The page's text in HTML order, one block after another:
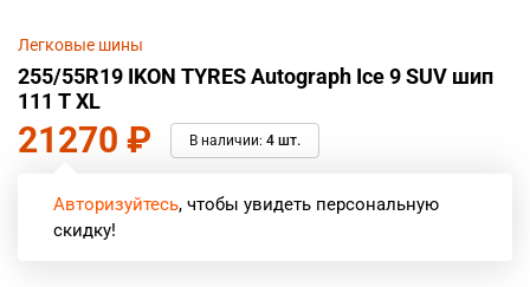
Легковые шины
255/55R19 IKON TYRES Autograph Ice 9 SUV шип
111 T XL
21270 ₽ В наличии: 4 шт.
Авторизуйтесь, чтобы увидеть персональную
скидку!